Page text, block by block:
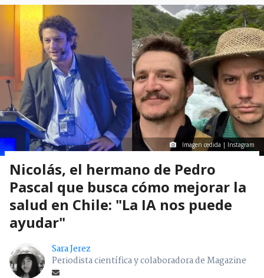
Imagen cedida | Instagram
Nicolás, el hermano de Pedro
Pascal que busca cómo mejorar la
salud en Chile: "La IA nos puede
ayudar"
Sara Jerez
Periodista científica y colaboradora de Magazine